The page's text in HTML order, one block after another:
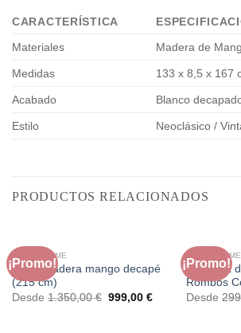
CARACTERÍSTICA
Materiales
Madera de
Medidas 133 x 8,5 x 167
Acabado Blanco
Estilo Neoclásico /
PRODUCTOS RELACIONADOS
¡Promo!
FAURA HOME
Mesa madera mango decapé
(215 cm)
Desde 1.350,00€ El
precio
999,00 €El
¡Promo!
FAURA HOME
Alfombra
Rombos
Desde